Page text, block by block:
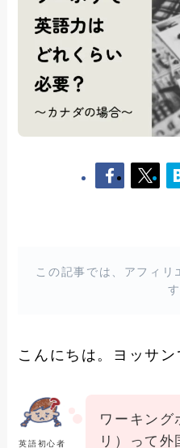
この記事では、アフィリ
す
こんにちは。ヨッサン
英語初心者
ワーキング
リ）って外